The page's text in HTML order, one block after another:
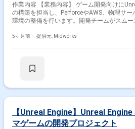
作業内容 【業務内容】 ゲーム開発向けにUnreal Engineを用いた開発環境
の構築を担当し、PerforceやAWS、物理サ
環境の整備を行います。開発チームがスムー
た開発環境の構築 ・Perforceによるバージョン管理システムの構築・設定
5ヶ月前・ 提供元: Midworks
【Unreal Engine】Unreal
マゲームの開発プロジェクト